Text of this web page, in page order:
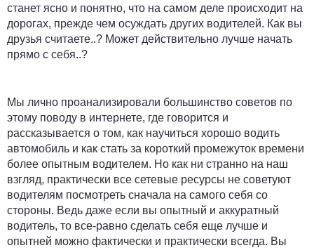
станет ясно и понятно, что на самом деле происходит на
дорогах, прежде чем осуждать других водителей. Как вы
друзья считаете..? Может действительно лучше начать
прямо с себя..?
Мы лично проанализировали большинство советов по
этому поводу в интернете, где говорится и
рассказывается о том, как научиться хорошо водить
автомобиль и как стать за короткий промежуток времени
более опытным водителем. Но как ни странно на наш
взгляд, практически все сетевые ресурсы не советуют
водителям посмотреть сначала на самого себя со
стороны. Ведь даже если вы опытный и аккуратный
водитель, то все-равно сделать себя еще лучше и
опытней можно фактически и практически всегда. Вы